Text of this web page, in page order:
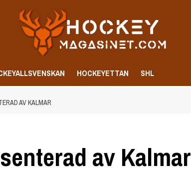
HOCKEYETTAN SHL
AV KALMAR
av Kalmar